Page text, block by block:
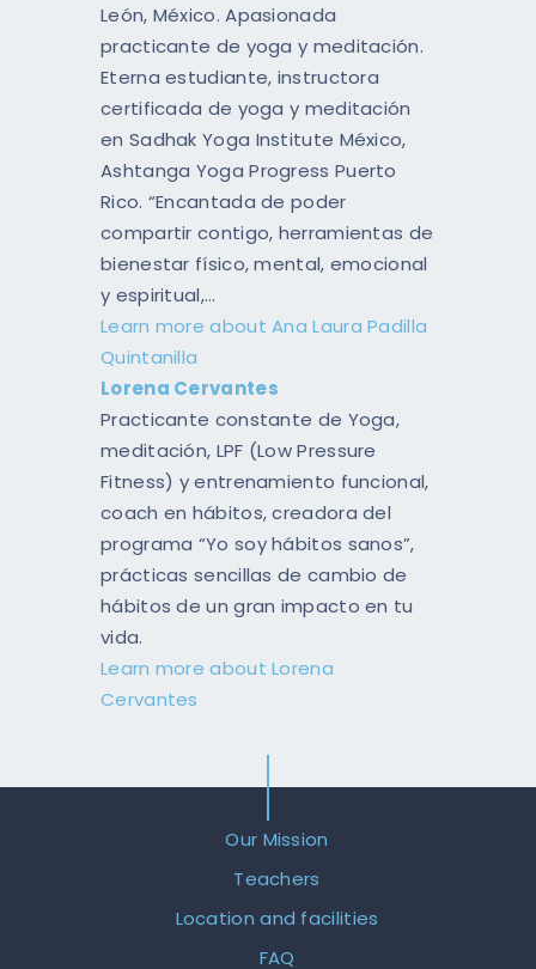
León, México. Apasionada
practicante de yoga y meditación.
Eterna estudiante, instructora
certificada de yoga y meditación
en Sadhak Yoga Institute México,
Ashtanga Yoga Progress Puerto
Rico. “Encantada de poder
compartir contigo, herramientas de
bienestar físico, mental, emocional
y espiritual,…
Learn more about Ana Laura Padilla
Quintanilla
Lorena Cervantes
Practicante constante de Yoga,
meditación, LPF (Low Pressure
Fitness) y entrenamiento funcional,
coach en hábitos, creadora del
programa “Yo soy hábitos sanos”,
prácticas sencillas de cambio de
hábitos de un gran impacto en tu
vida.
Learn more about Lorena
Cervantes
Our Mission
Teachers
Location and facilities
FAQ